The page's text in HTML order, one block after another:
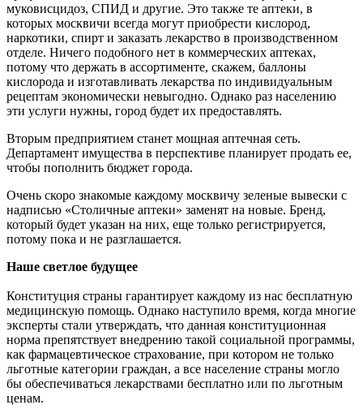
муковисцидоз, СПИД и другие. Это также те аптеки, в
которых москвичи всегда могут приобрести кислород,
наркотики, спирт и заказать лекарство в производственном
отделе. Ничего подобного нет в коммерческих аптеках,
потому что держать в ассортименте, скажем, баллоны
кислорода и изготавливать лекарства по индивидуальным
рецептам экономически невыгодно. Однако раз населению
эти услуги нужны, город будет их предоставлять.
Вторым предприятием станет мощная аптечная сеть.
Департамент имущества в перспективе планирует продать ее,
чтобы пополнить бюджет города.
Очень скоро знакомые каждому москвичу зеленые вывески с
надписью «Столичные аптеки» заменят на новые. Бренд,
который будет указан на них, еще только регистрируется,
потому пока и не разглашается.
Наше светлое будущее
Конституция страны гарантирует каждому из нас бесплатную
медицинскую помощь. Однако наступило время, когда многие
эксперты стали утверждать, что данная конституционная
норма препятствует внедрению такой социальной программы,
как фармацевтическое страхование, при котором не только
льготные категории граждан, а все население страны могло
бы обеспечиваться лекарствами бесплатно или по льготным
ценам.